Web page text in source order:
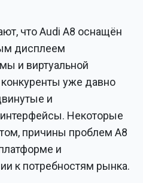
что Audi A8 оснащён
дисплеем
и виртуальной
уже давно
и
Некоторые
причины проблем A8
и
к потребностям рынка.